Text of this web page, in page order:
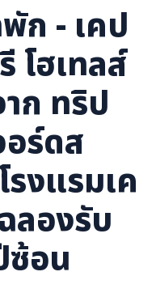
ก - เคป
โฮเทลส์
าก ทริป
อร์ดส
งแรมเค
ลองรับ
ซ้อน